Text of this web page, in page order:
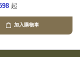
起
加入購物車